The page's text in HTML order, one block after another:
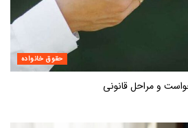
حقوق خانواده
و مراحل قانونی